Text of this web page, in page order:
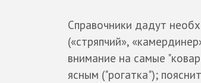
Справочники дадут
(«стряпчий»,
внимание на самые
ясным ("рогатка");